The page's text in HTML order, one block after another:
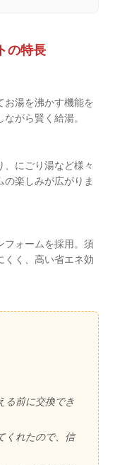
の特長
お湯を沸かす機能を
がら賢く給湯。
、にごり湯など様々
の楽しみが広がりま
フォームを採用。須
くく、高い省エネ効
る前に交換でき
くれたので、信